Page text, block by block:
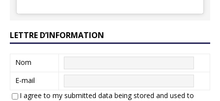
LETTRE D’INFORMATION
Nom
E-mail
I agree to my submitted data being stored and used to